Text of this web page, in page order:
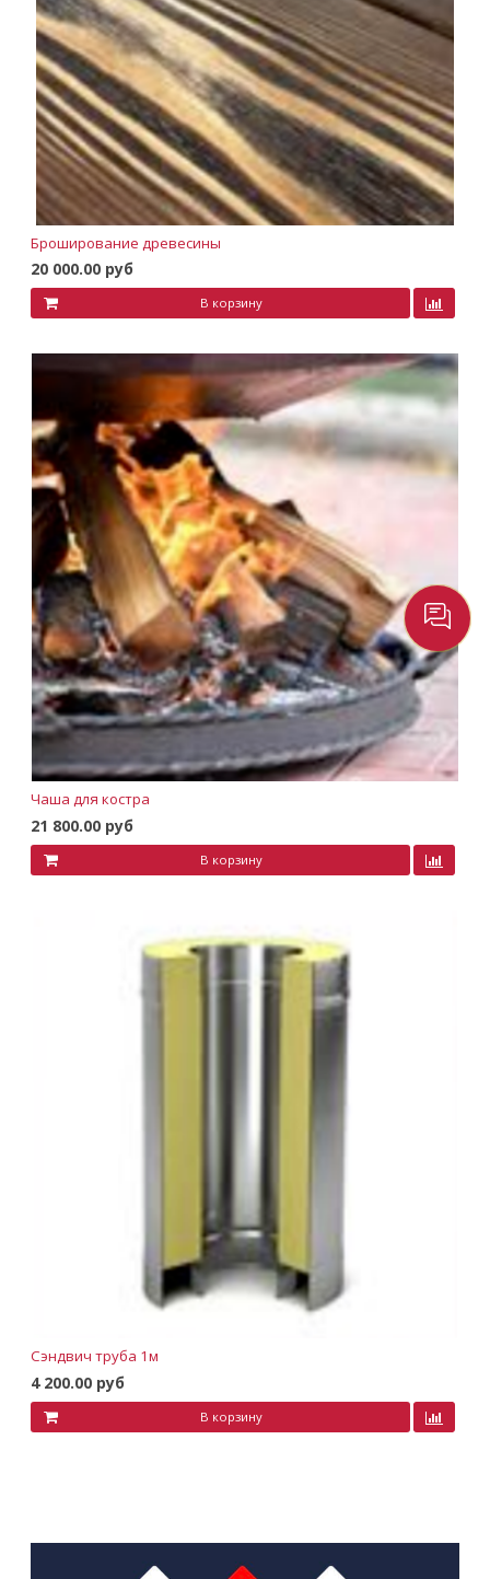
Броширование древесины
20 000.00 руб
В корзину
Чаша для костра
21 800.00 руб
В корзину
Сэндвич труба 1м
4 200.00 руб
В корзину